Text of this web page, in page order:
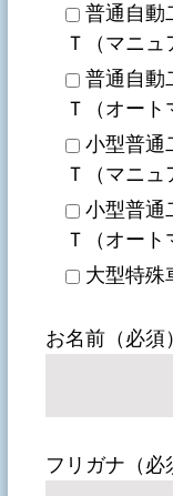
普通自
Ｔ（マニュ
普通自
Ｔ（オート
小型普
Ｔ（マニュ
小型普
Ｔ（オート
大型特殊
お名前（必須）
フリガナ（必